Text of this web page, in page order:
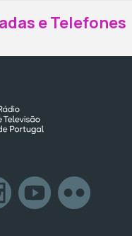
e Telefones